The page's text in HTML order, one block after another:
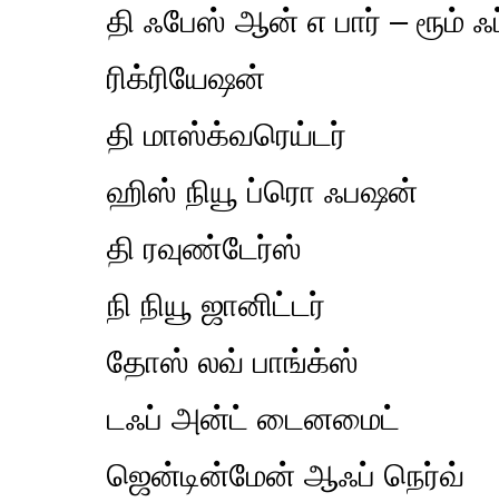
தி ஃபேஸ் ஆன் எ பார் – ரூம்
ரிக்ரியேஷன்
தி மாஸ்க்வரெய்டர்
ஹிஸ் நியூ ப்ரொ ஃபஷன்
தி ரவுண்டேர்ஸ்
நி நியூ ஜானிட்டர்
தோஸ் லவ் பாங்க்ஸ்
டஃப் அன்ட் டைனமைட்
ஜென்டின்மேன் ஆஃப் நெர்வ்